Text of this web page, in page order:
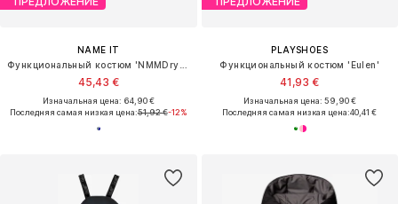
NAME IT
45,43 €
Изначальная цена: 64,90 €
Последняя самая низкая цена:51,92 €-12%
PLAYSHOES
Функциональный костюм 'Eulen'
41,93 €
Изначальная цена: 59,90 €
Последняя самая низкая цена:40,41 €